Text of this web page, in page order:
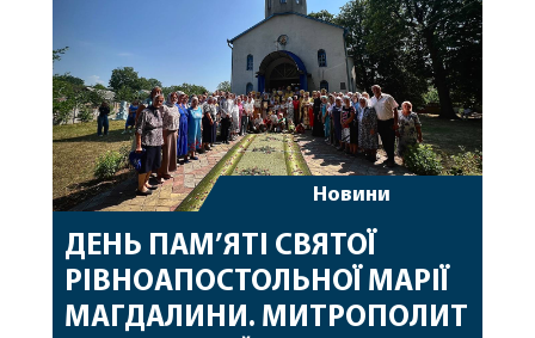
Новини
ДЕНЬ ПАМ’ЯТІ СВЯТОЇ
РІВНОАПОСТОЛЬНОЇ МАРІЇ
МАГДАЛИНИ. МИТРОПОЛИТ